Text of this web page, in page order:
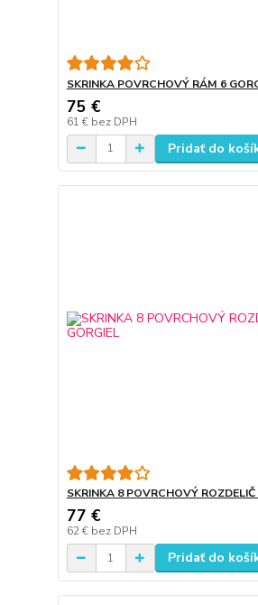
SKRINKA POVRCHOVÝ RÁM 6
75 €
61 € bez DPH
Pridať do
SKRINKA 8 POVRCHOVÝ ROZDELIČ
77 €
62 € bez DPH
Pridať do